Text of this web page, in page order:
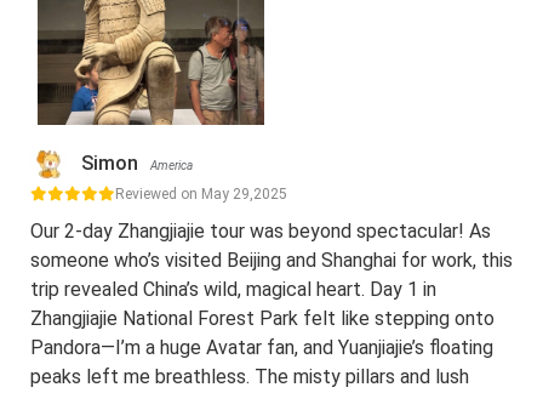
Simon America
Reviewed on May 29,2025
Our 2-day Zhangjiajie tour was beyond spectacular! As
someone who’s visited Beijing and Shanghai for work, this
trip revealed China’s wild, magical heart. Day 1 in
Zhangjiajie National Forest Park felt like stepping onto
Pandora—I’m a huge Avatar fan, and Yuanjiajie’s floating
peaks left me breathless. The misty pillars and lush